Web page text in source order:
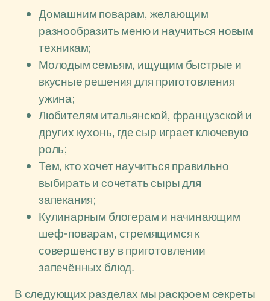
Домашним поварам, желающим
разнообразить меню и научиться новым
техникам;
Молодым семьям, ищущим быстрые и
вкусные решения для приготовления
ужина;
Любителям итальянской, французской и
других кухонь, где сыр играет ключевую
роль;
Тем, кто хочет научиться правильно
выбирать и сочетать сыры для
запекания;
Кулинарным блогерам и начинающим
шеф-поварам, стремящимся к
совершенству в приготовлении
запечённых блюд.
В следующих разделах мы раскроем секреты